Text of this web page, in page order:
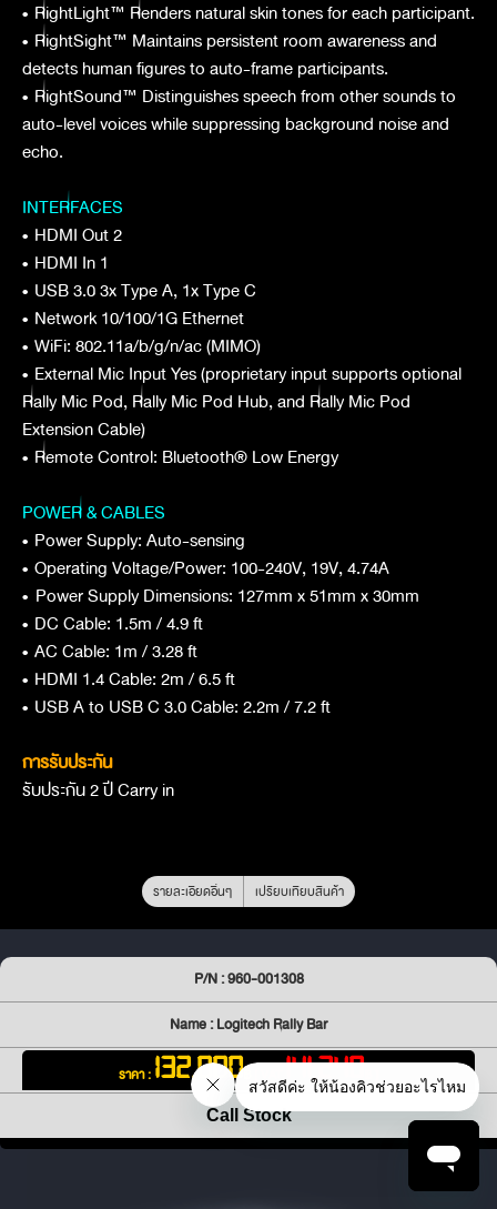
• RightLight™ Renders natural skin tones for each participant.
• RightSight™ Maintains persistent room awareness and
detects human figures to auto-frame participants.
• RightSound™ Distinguishes speech from other sounds to
auto-level voices while suppressing background noise and
echo.
INTERFACES
• HDMI Out 2
• HDMI In 1
• USB 3.0 3x Type A, 1x Type C
• Network 10/100/1G Ethernet
• WiFi: 802.11a/b/g/n/ac (MIMO)
• External Mic Input Yes (proprietary input supports optional
Rally Mic Pod, Rally Mic Pod Hub, and Rally Mic Pod
Extension Cable)
• Remote Control: Bluetooth® Low Energy
POWER & CABLES
• Power Supply: Auto-sensing
• Operating Voltage/Power: 100-240V, 19V, 4.74A
• Power Supply Dimensions: 127mm x 51mm x 30mm
• DC Cable: 1.5m / 4.9 ft
• AC Cable: 1m / 3.28 ft
• HDMI 1.4 Cable: 2m / 6.5 ft
• USB A to USB C 3.0 Cable: 2.2m / 7.2 ft
การรับประกัน
รับประกัน 2 ปี Carry in
รายละเอียดอื่นๆ เปรียบเทียบสินค้า
P/N : 960-001308
Name : Logitech Rally Bar
ราคา : 132,000 [ VAT141,240
Call Stock